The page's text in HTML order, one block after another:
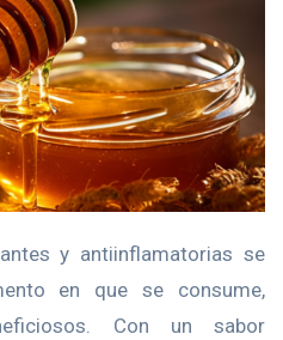
y antiinflamatorias se
en que se consume,
Con un sabor